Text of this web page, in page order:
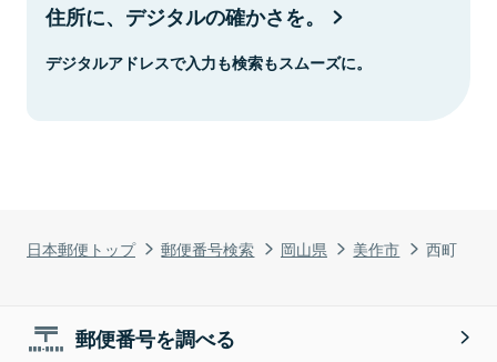
日本郵便トップ 郵便番号検索 岡山県 美作市 西町
住所に、デジタルの確かさを。
デジタルアドレスで入力も検索もスムーズに。
郵便番号を調べる